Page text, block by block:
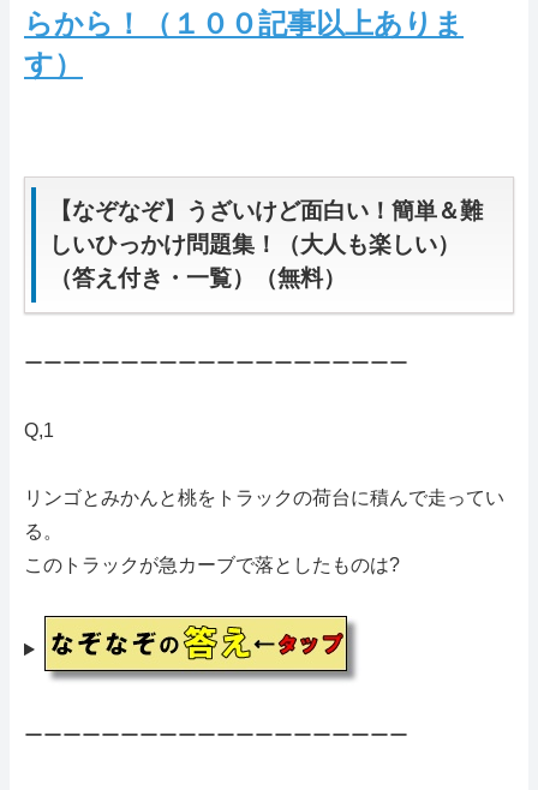
らから！（１００記事以上ありま
す）
【なぞなぞ】うざいけど面白い！簡単＆難
しいひっかけ問題集！（大人も楽しい）
（答え付き・一覧）（無料）
ーーーーーーーーーーーーーーーーーーーー
Q,1
リンゴとみかんと桃をトラックの荷台に積んで走ってい
る。
このトラックが急カーブで落としたものは?
ーーーーーーーーーーーーーーーーーーーー